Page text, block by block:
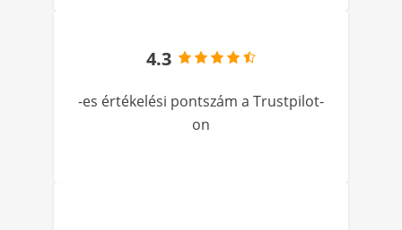
4.3
-es értékelési pontszám a Trustpilot-
on